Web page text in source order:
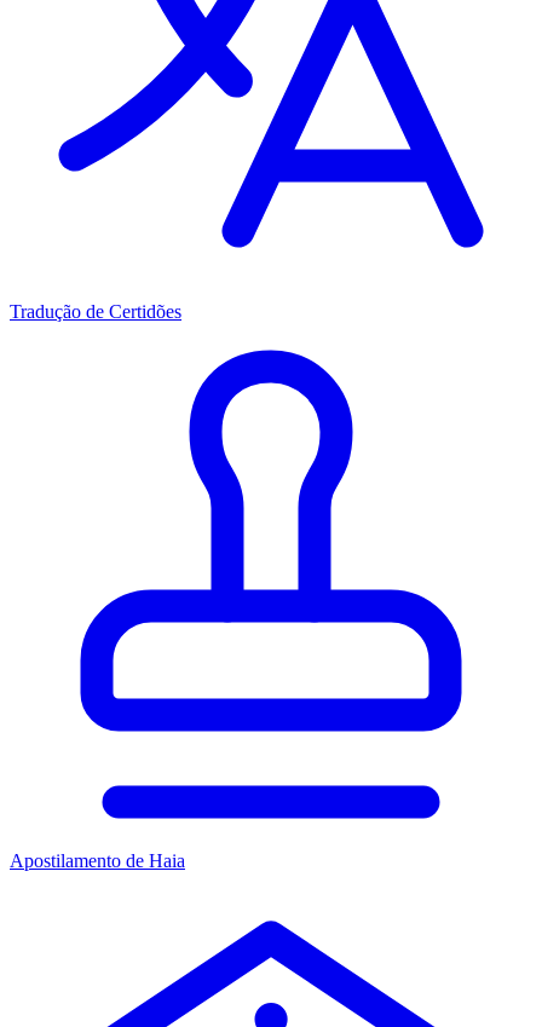
Tradução de Certidões
Apostilamento de Haia